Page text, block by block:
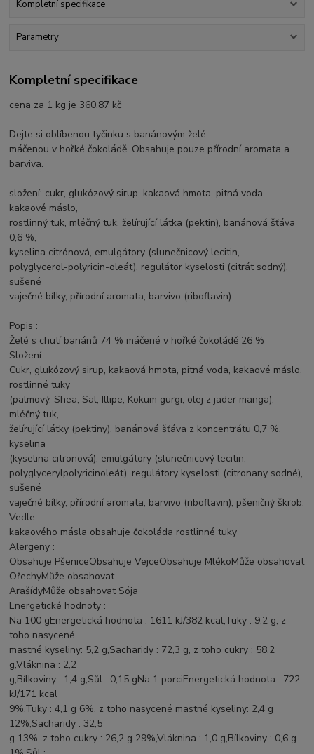
Kompletní specifikace
Parametry
Kompletní specifikace
cena za 1 kg je 360.87 kč
Dejte si oblíbenou tyčinku s banánovým želé
máčenou v hořké čokoládě. Obsahuje pouze přírodní aromata a
barviva.
složení: cukr, glukózový sirup, kakaová hmota, pitná voda,
kakaové máslo,
rostlinný tuk, mléčný tuk, želírující látka (pektin), banánová šťáva
0,6 %,
kyselina citrónová, emulgátory (slunečnicový lecitin,
polyglycerol-polyricin-oleát), regulátor kyselosti (citrát sodný),
sušené
vaječné bílky, přírodní aromata, barvivo (riboflavin).
Popis :
Želé s chutí banánů 74 % máčené v hořké čokoládě 26 %
Složení :
Cukr, glukózový sirup, kakaová hmota, pitná voda, kakaové máslo,
rostlinné tuky
(palmový, Shea, Sal, Illipe, Kokum gurgi, olej z jader manga),
mléčný tuk,
želírující látky (pektiny), banánová šťáva z koncentrátu 0,7 %,
kyselina
(kyselina citronová), emulgátory (slunečnicový lecitin,
polyglycerylpolyricinoleát), regulátory kyselosti (citronany sodné),
sušené
vaječné bílky, přírodní aromata, barvivo (riboflavin), pšeničný škrob.
Vedle
kakaového másla obsahuje čokoláda rostlinné tuky
Alergeny :
Obsahuje PšeniceObsahuje VejceObsahuje MlékoMůže obsahovat
OřechyMůže obsahovat
ArašídyMůže obsahovat Sója
Energetické hodnoty :
Na 100 gEnergetická hodnota : 1611 kJ/382 kcal,Tuky : 9,2 g, z
toho nasycené
mastné kyseliny: 5,2 g,Sacharidy : 72,3 g, z toho cukry : 58,2
g,Vláknina : 2,2
g,Bílkoviny : 1,4 g,Sůl : 0,15 gNa 1 porciEnergetická hodnota : 722
kJ/171 kcal
9%,Tuky : 4,1 g 6%, z toho nasycené mastné kyseliny: 2,4 g
12%,Sacharidy : 32,5
g 13%, z toho cukry : 26,2 g 29%,Vláknina : 1,0 g,Bílkoviny : 0,6 g